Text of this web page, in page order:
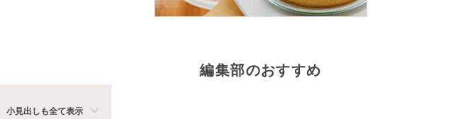
小見出しも全て表示
編集部のおすすめ